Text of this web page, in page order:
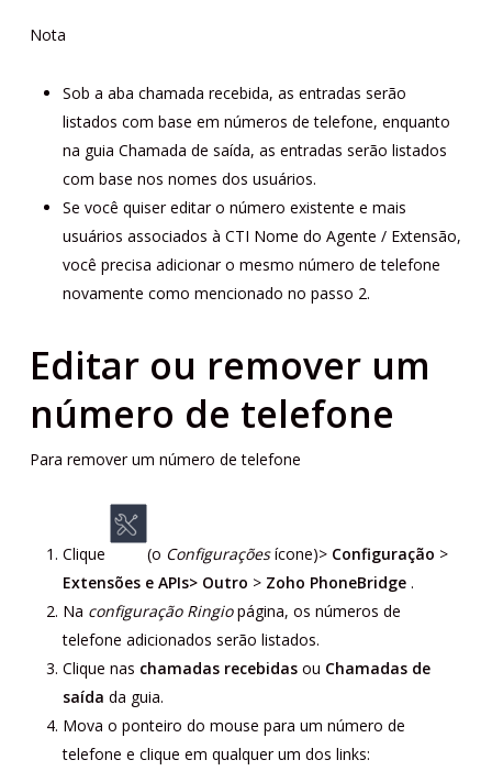
Nota
Sob a aba chamada recebida, as entradas serão
listados com base em números de telefone, enquanto
na guia Chamada de saída, as entradas serão listados
com base nos nomes dos usuários.
Se você quiser editar o número existente e mais
usuários associados à CTI Nome do Agente / Extensão,
você precisa adicionar o mesmo número de telefone
novamente como mencionado no passo 2.
Editar ou remover um
número de telefone
Para remover um número de telefone
Clique (o Configuraçõesícone)> Configuração >
Extensões e APIs> Outro > Zoho PhoneBridge.
Na configuração Ringiopágina, os números de
telefone adicionados serão listados.
Clique nas chamadas recebidasou Chamadas de
saída da guia.
Mova o ponteiro do mouse para um número de
telefone e clique em qualquer um dos links: